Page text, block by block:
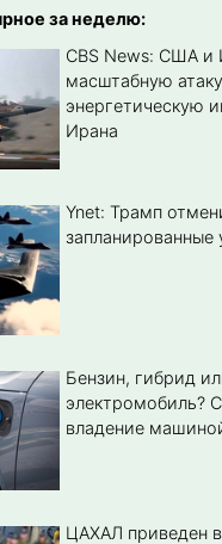
за неделю:
CBS News: США и
масштабную
энергетическую
Ирана
Ynet: Трамп
Бензин, гибрид
электромобиль?
владение
ЦАХАЛ приведен